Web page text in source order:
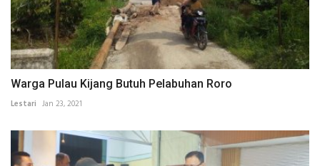
Warga Pulau Kijang Butuh Pelabuhan Roro
Lestari Jan 23, 2021